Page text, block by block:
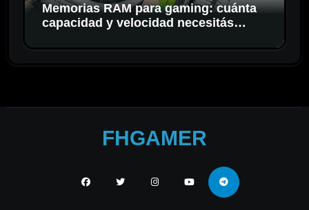
Memorias RAM para gaming: cuánta
capacidad y velocidad necesitás
FHGAMER